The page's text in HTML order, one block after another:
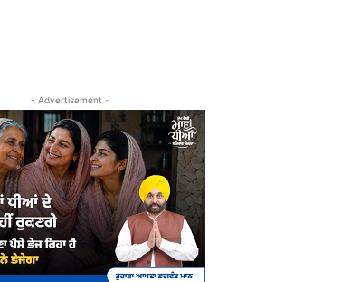
- Advertisement -